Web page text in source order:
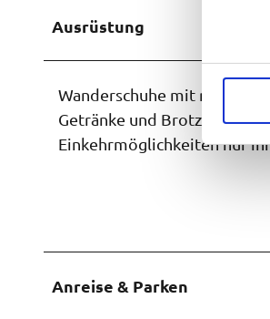
i
l
i
g
a
Ausrüstung
Wanderschuhe mit
Getränke und Brotzeit.
Einkehrmöglichkeiten nur
Anreise & Parken